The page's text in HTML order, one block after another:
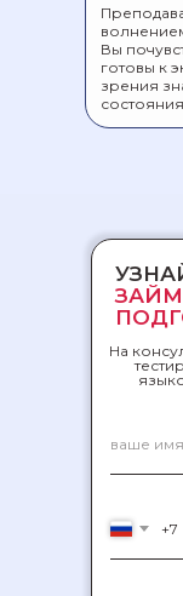
Вы
готовы к
зрения
На
+7
ПРЕПОДАЕТ
УРОВЕНЬ